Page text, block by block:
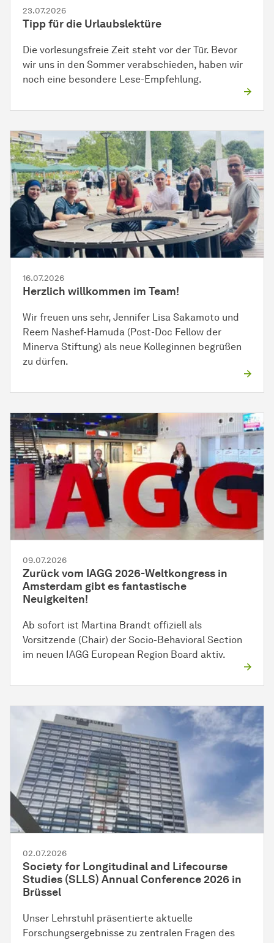
23.07.2026
Tipp für die Urlaubslektüre
Die vorlesungsfreie Zeit steht vor der Tür. Bevor
wir uns in den Sommer verabschieden, haben wir
noch eine besondere Lese-Empfehlung.
16.07.2026
Herzlich willkommen im Team!
Wir freuen uns sehr, Jennifer Lisa Sakamoto und
Reem Nashef-Hamuda (Post-Doc Fellow der
Minerva Stiftung) als neue Kolleginnen begrüßen
zu dürfen.
09.07.2026
Zurück vom IAGG 2026-Weltkongress in
Amsterdam gibt es fantastische
Neuigkeiten!
Ab sofort ist Martina Brandt offiziell als
Vorsitzende (Chair) der Socio-Behavioral Section
im neuen IAGG European Region Board aktiv.
02.07.2026
Society for Longitudinal and Lifecourse
Studies (SLLS) Annual Conference 2026 in
Brüssel
Unser Lehrstuhl präsentierte aktuelle
Forschungsergebnisse zu zentralen Fragen des